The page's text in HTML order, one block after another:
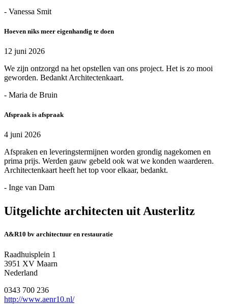
- Vanessa Smit
Hoeven niks meer eigenhandig te doen
12 juni 2026
We zijn ontzorgd na het opstellen van ons project. Het is zo mooi
geworden. Bedankt Architectenkaart.
- Maria de Bruin
Afspraak is afspraak
4 juni 2026
Afspraken en leveringstermijnen worden grondig nagekomen en
prima prijs. Werden gauw gebeld ook wat we konden waarderen.
Architectenkaart heeft het top voor elkaar, bedankt.
- Inge van Dam
Uitgelichte architecten uit Austerlitz
A&R10 bv architectuur en restauratie
Raadhuisplein 1
3951 XV Maarn
Nederland
0343 700 236
http://www.aenr10.nl/